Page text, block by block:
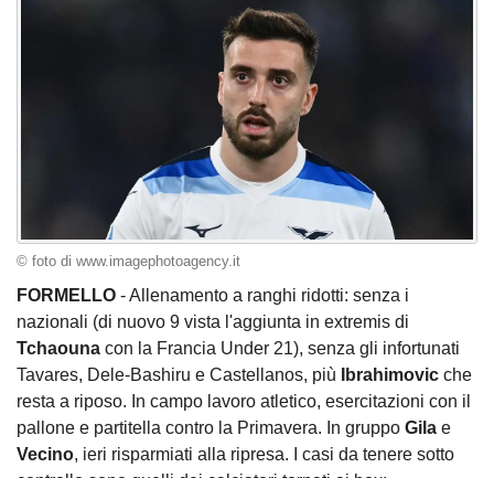
© foto di www.imagephotoagency.it
FORMELLO - Allenamento a ranghi ridotti: senza i
nazionali (di nuovo 9 vista l'aggiunta in extremis di
Tchaouna con la Francia Under 21), senza gli infortunati
Tavares, Dele-Bashiru e Castellanos, più
Ibrahimovic che
resta a riposo. In campo lavoro atletico, esercitazioni con il
pallone e partitella contro la Primavera. In gruppo Gila e
Vecino, ieri risparmiati alla ripresa. I casi da tenere sotto